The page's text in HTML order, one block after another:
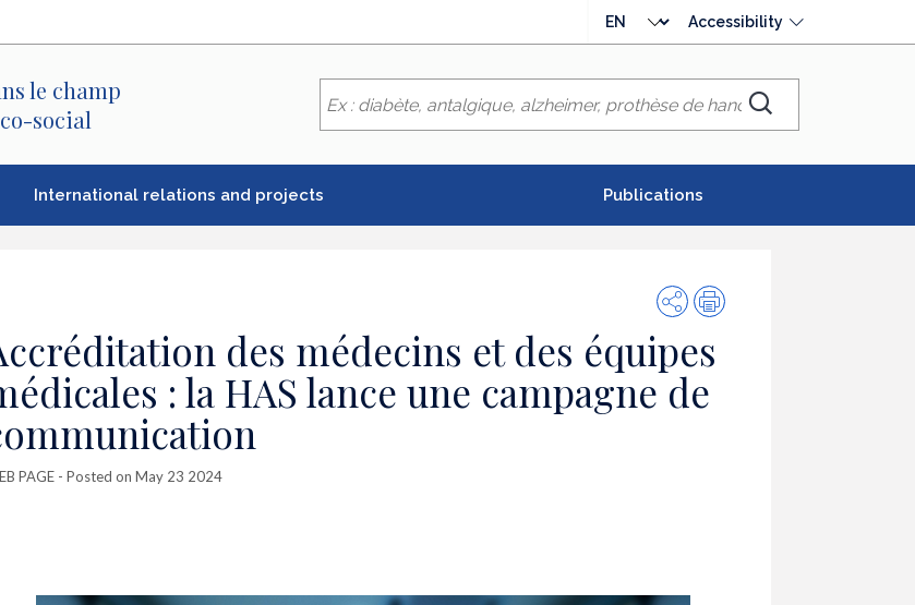
language
Accessibility
le champ
social
Chercher
International relations and projects Publications
SharePrint
des médecins et des équipes
: la HAS lance une campagne de
PAGE - Posted on May 23 2024